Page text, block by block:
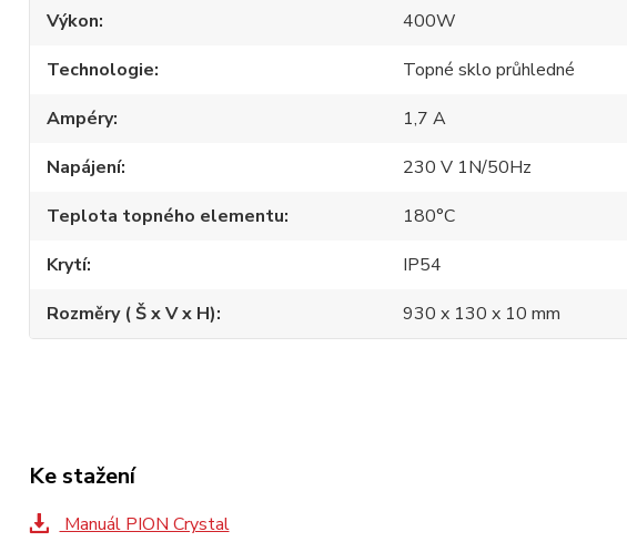
Výkon
400W
Technologie
Topné sklo průhledné
Ampéry
1,7 A
Napájení
230 V 1N/50Hz
Teplota topného elementu
180°C
Krytí
IP54
Rozměry ( Š x V x H)
930 x 130 x 10 mm
Ke stažení
Manuál PION Crystal